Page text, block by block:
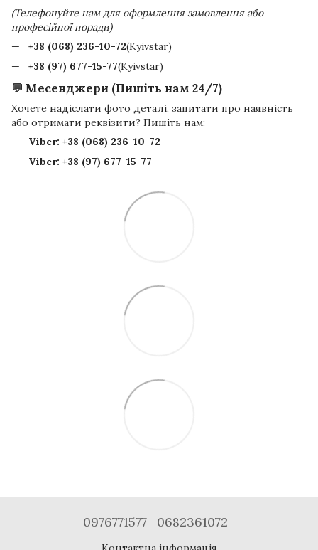
(Телефонуйте нам для оформлення замовлення або
професійної поради)
+38 (068) 236-10-72(Kyivstar)
+38 (97) 677-15-77(Kyivstar)
💬 Месенджери (Пишіть нам 24/7)
Хочете надіслати фото деталі, запитати про наявність
або отримати реквізити? Пишіть нам:
Viber: +38 (068) 236-10-72
Viber: +38 (97) 677-15-77
0976771577 0682361072